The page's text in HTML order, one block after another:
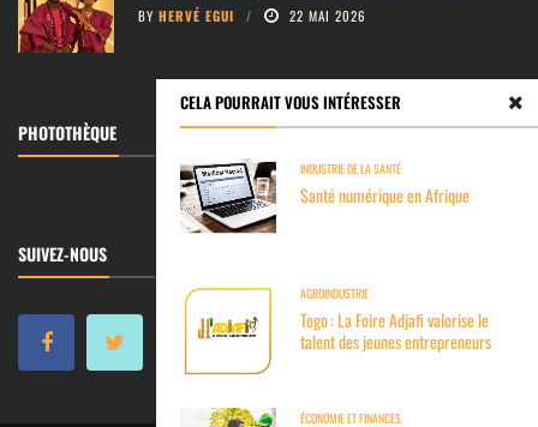
CELA POURRAIT VOUS INTÉRESSER
INDUSTRIE DE LA SANTÉ
Santé numérique en Afrique
AGROINDUSTRIE
Togo : La Foire Adjafi valorise le
talent des jeunes entrepreneurs
ÉCONOMIE ET FINANCES
BY HERVÉ EGUI 22 MAI 2026
PHOTOTHÈQUE
SUIVEZ-NOUS